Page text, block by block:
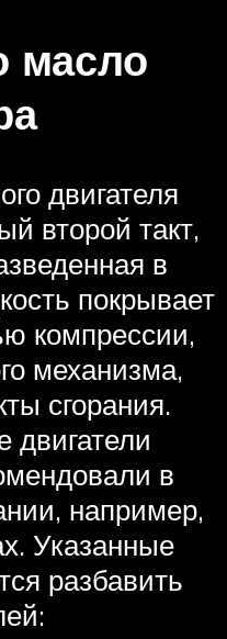
масло
двигателя
второй такт,
в
покрывает
компрессии,
механизма,
сгорания.
двигатели
в
например,
Указанные
разбавить